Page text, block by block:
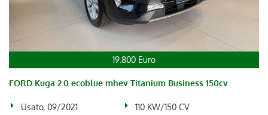
19.800 Euro
FORD Kuga 2.0 ecoblue mhev Titanium Business 150cv
Usato, 09/2021
110 KW/150 CV